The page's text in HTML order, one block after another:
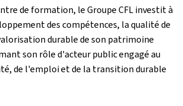
de formation, le Groupe CFL investit à
des compétences, la qualité de
durable de son patrimoine
son rôle d'acteur public engagé au
de l'emploi et de la transition durable